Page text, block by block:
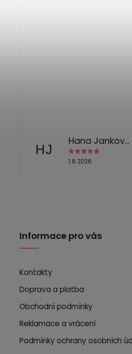
HJ
Hana Jankovská
1.8.2026
Informace pro vás
Kontakty
Doprava a platba
Obchodní podmínky
Reklamace a vrácení
Podmínky ochrany osobních